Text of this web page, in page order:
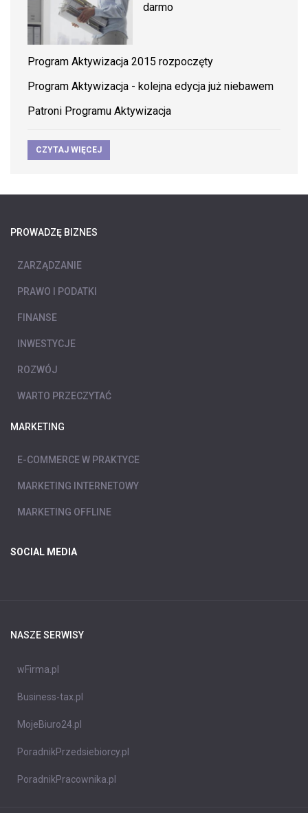
darmo
Program Aktywizacja 2015 rozpoczęty
Program Aktywizacja - kolejna edycja już niebawem
Patroni Programu Aktywizacja
CZYTAJ WIĘCEJ
PROWADZĘ BIZNES
ZARZĄDZANIE
PRAWO I PODATKI
FINANSE
INWESTYCJE
ROZWÓJ
WARTO PRZECZYTAĆ
MARKETING
E-COMMERCE W PRAKTYCE
MARKETING INTERNETOWY
MARKETING OFFLINE
SOCIAL MEDIA
NASZE SERWISY
wFirma.pl
Business-tax.pl
MojeBiuro24.pl
PoradnikPrzedsiebiorcy.pl
PoradnikPracownika.pl